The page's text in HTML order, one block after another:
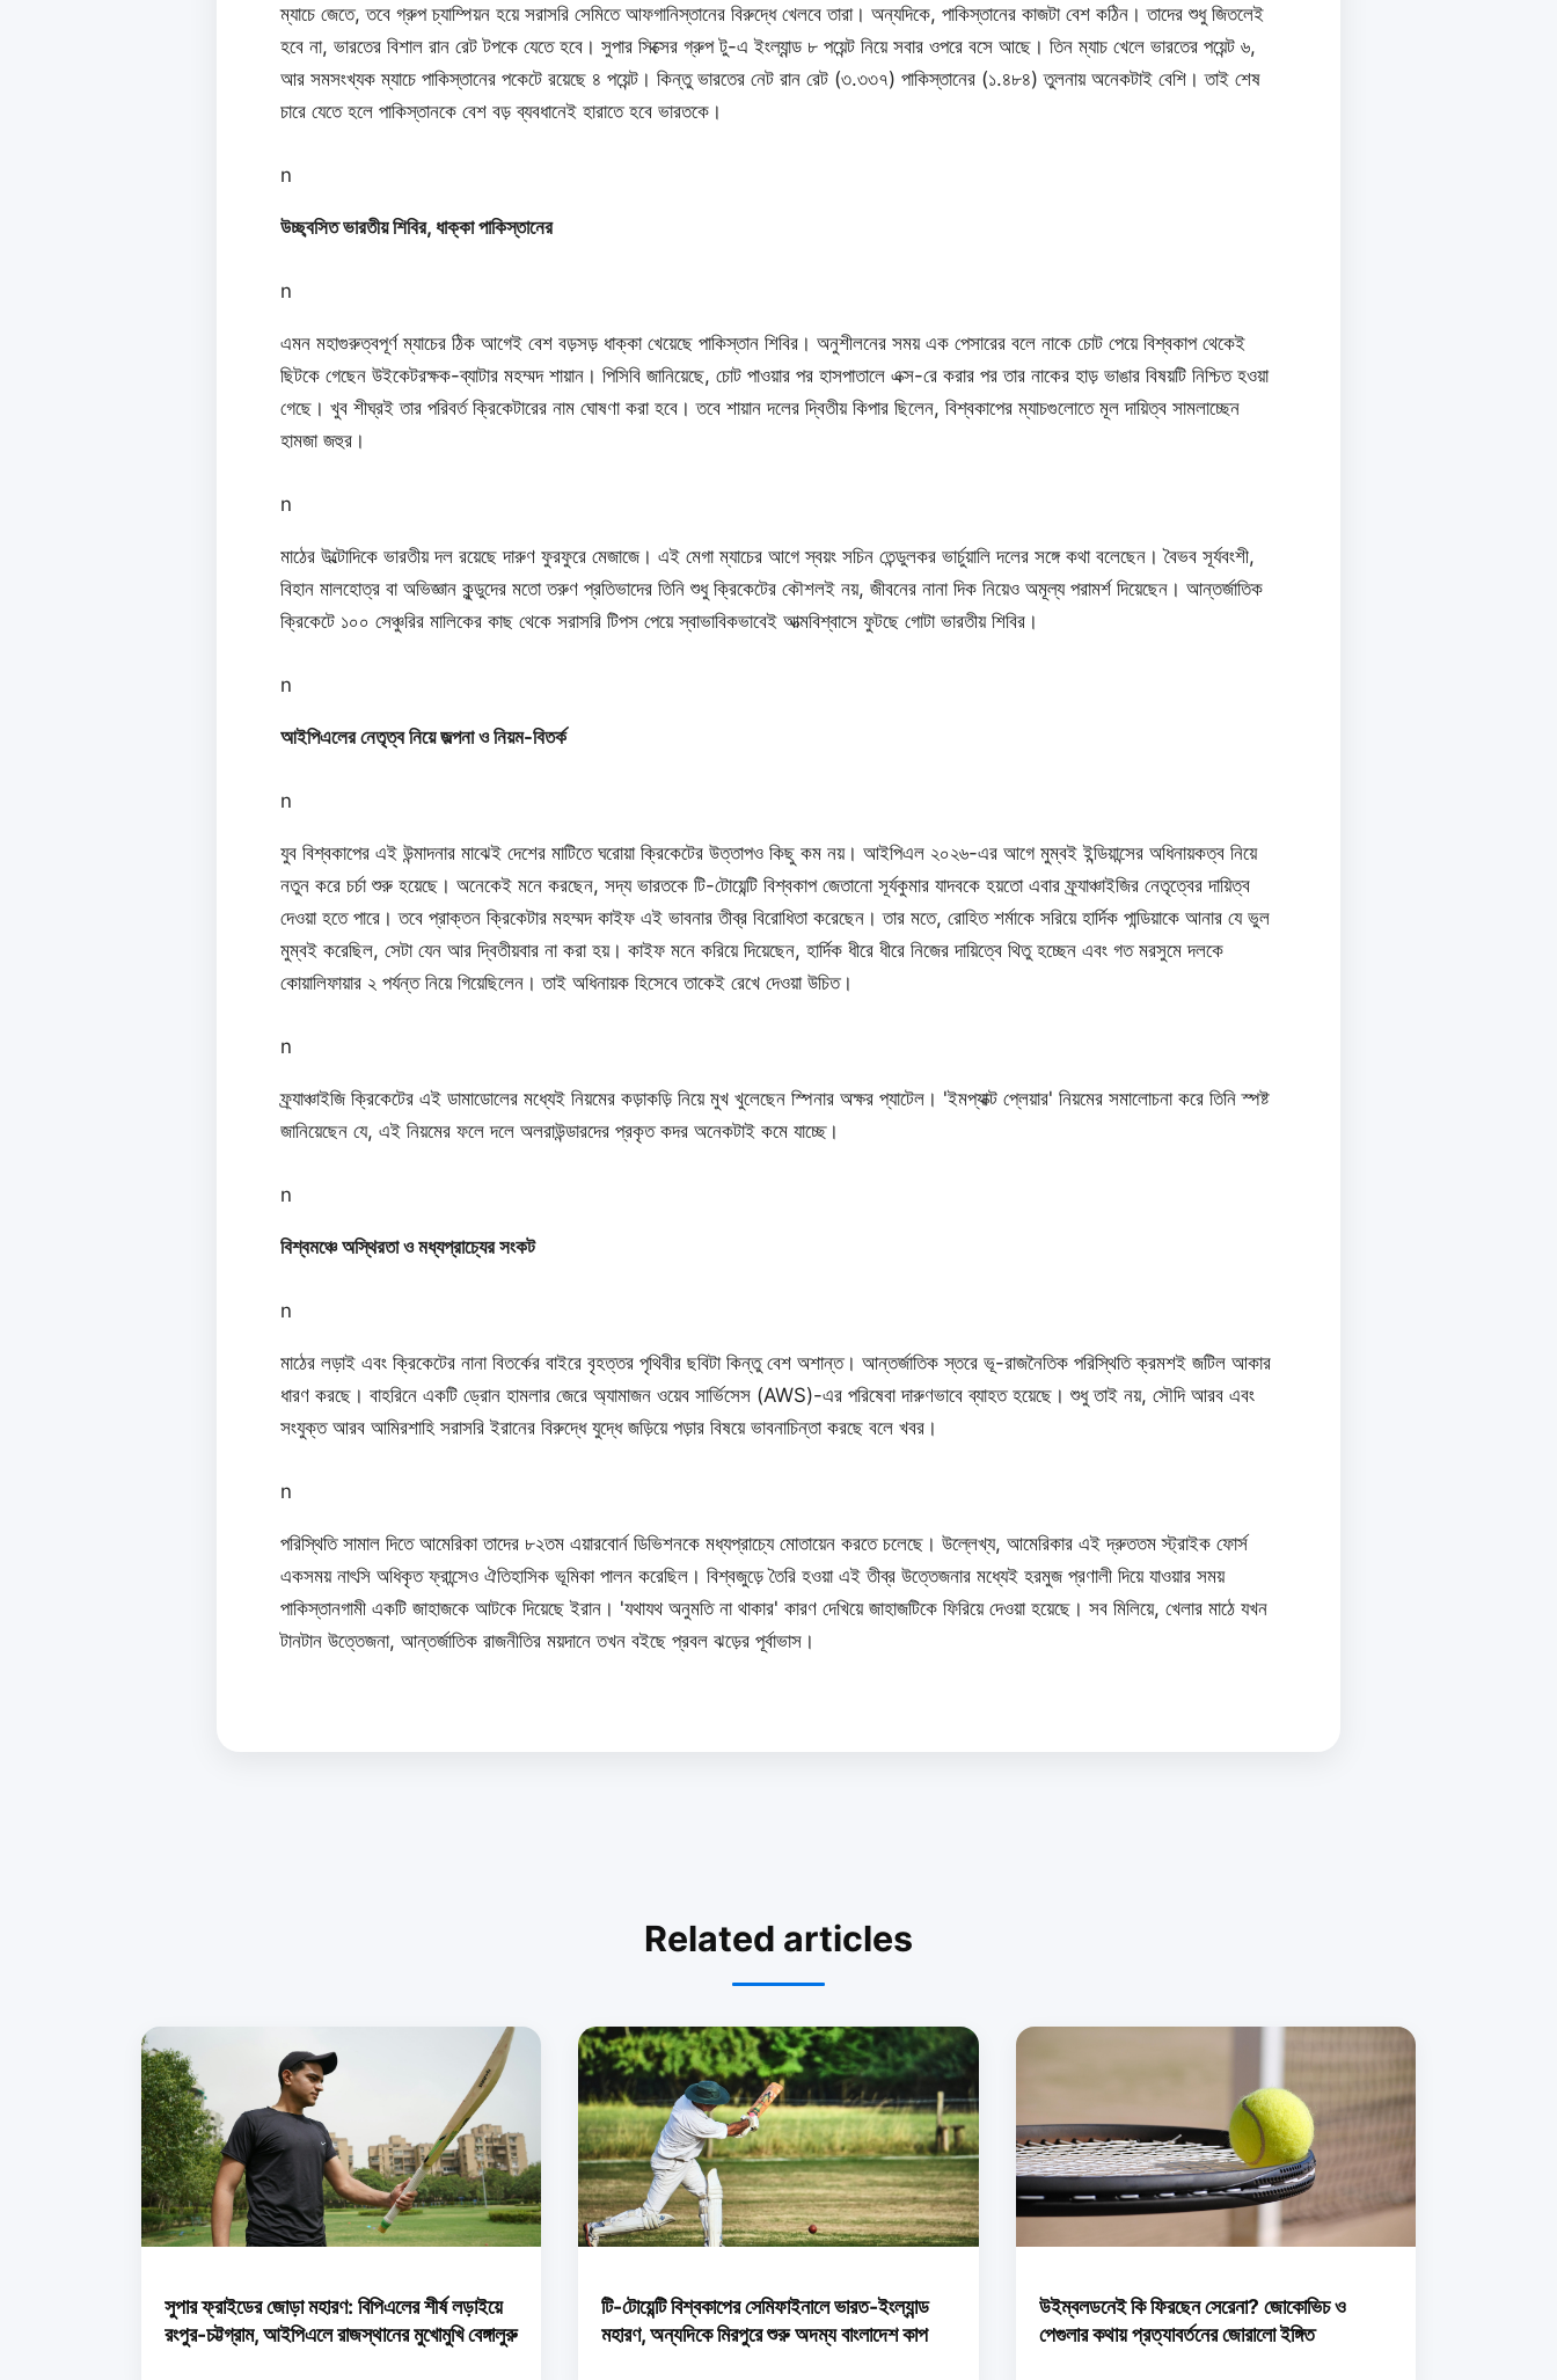
ম্যাচে জেতে, তবে গ্রুপ চ্যাম্পিয়ন হয়ে সরাসরি সেমিতে আফগানিস্তানের বিরুদ্ধে খেলবে তারা। অন্যদিকে, পাকিস্তানের কাজটা বেশ কঠিন। তাদের শুধু জিতলেই
হবে না, ভারতের বিশাল রান রেট টপকে যেতে হবে। সুপার সিক্সের গ্রুপ টু-এ ইংল্যান্ড ৮ পয়েন্ট নিয়ে সবার ওপরে বসে আছে। তিন ম্যাচ খেলে ভারতের পয়েন্ট ৬,
আর সমসংখ্যক ম্যাচে পাকিস্তানের পকেটে রয়েছে ৪ পয়েন্ট। কিন্তু ভারতের নেট রান রেট (৩.৩৩৭) পাকিস্তানের (১.৪৮৪) তুলনায় অনেকটাই বেশি। তাই শেষ
চারে যেতে হলে পাকিস্তানকে বেশ বড় ব্যবধানেই হারাতে হবে ভারতকে।
n
উচ্ছ্বসিত ভারতীয় শিবির, ধাক্কা পাকিস্তানের
n
এমন মহাগুরুত্বপূর্ণ ম্যাচের ঠিক আগেই বেশ বড়সড় ধাক্কা খেয়েছে পাকিস্তান শিবির। অনুশীলনের সময় এক পেসারের বলে নাকে চোট পেয়ে বিশ্বকাপ থেকেই
ছিটকে গেছেন উইকেটরক্ষক-ব্যাটার মহম্মদ শায়ান। পিসিবি জানিয়েছে, চোট পাওয়ার পর হাসপাতালে এক্স-রে করার পর তার নাকের হাড় ভাঙার বিষয়টি নিশ্চিত হওয়া
গেছে। খুব শীঘ্রই তার পরিবর্ত ক্রিকেটারের নাম ঘোষণা করা হবে। তবে শায়ান দলের দ্বিতীয় কিপার ছিলেন, বিশ্বকাপের ম্যাচগুলোতে মূল দায়িত্ব সামলাচ্ছেন
হামজা জহুর।
n
মাঠের উল্টোদিকে ভারতীয় দল রয়েছে দারুণ ফুরফুরে মেজাজে। এই মেগা ম্যাচের আগে স্বয়ং সচিন তেন্ডুলকর ভার্চুয়ালি দলের সঙ্গে কথা বলেছেন। বৈভব সূর্যবংশী,
বিহান মালহোত্র বা অভিজ্ঞান কুন্ডুদের মতো তরুণ প্রতিভাদের তিনি শুধু ক্রিকেটের কৌশলই নয়, জীবনের নানা দিক নিয়েও অমূল্য পরামর্শ দিয়েছেন। আন্তর্জাতিক
ক্রিকেটে ১০০ সেঞ্চুরির মালিকের কাছ থেকে সরাসরি টিপস পেয়ে স্বাভাবিকভাবেই আত্মবিশ্বাসে ফুটছে গোটা ভারতীয় শিবির।
n
আইপিএলের নেতৃত্ব নিয়ে জল্পনা ও নিয়ম-বিতর্ক
n
যুব বিশ্বকাপের এই উন্মাদনার মাঝেই দেশের মাটিতে ঘরোয়া ক্রিকেটের উত্তাপও কিছু কম নয়। আইপিএল ২০২৬-এর আগে মুম্বই ইন্ডিয়ান্সের অধিনায়কত্ব নিয়ে
নতুন করে চর্চা শুরু হয়েছে। অনেকেই মনে করছেন, সদ্য ভারতকে টি-টোয়েন্টি বিশ্বকাপ জেতানো সূর্যকুমার যাদবকে হয়তো এবার ফ্র্যাঞ্চাইজির নেতৃত্বের দায়িত্ব
দেওয়া হতে পারে। তবে প্রাক্তন ক্রিকেটার মহম্মদ কাইফ এই ভাবনার তীব্র বিরোধিতা করেছেন। তার মতে, রোহিত শর্মাকে সরিয়ে হার্দিক পান্ডিয়াকে আনার যে ভুল
মুম্বই করেছিল, সেটা যেন আর দ্বিতীয়বার না করা হয়। কাইফ মনে করিয়ে দিয়েছেন, হার্দিক ধীরে ধীরে নিজের দায়িত্বে থিতু হচ্ছেন এবং গত মরসুমে দলকে
কোয়ালিফায়ার ২ পর্যন্ত নিয়ে গিয়েছিলেন। তাই অধিনায়ক হিসেবে তাকেই রেখে দেওয়া উচিত।
n
ফ্র্যাঞ্চাইজি ক্রিকেটের এই ডামাডোলের মধ্যেই নিয়মের কড়াকড়ি নিয়ে মুখ খুলেছেন স্পিনার অক্ষর প্যাটেল। 'ইমপ্যাক্ট প্লেয়ার' নিয়মের সমালোচনা করে তিনি স্পষ্ট
জানিয়েছেন যে, এই নিয়মের ফলে দলে অলরাউন্ডারদের প্রকৃত কদর অনেকটাই কমে যাচ্ছে।
n
বিশ্বমঞ্চে অস্থিরতা ও মধ্যপ্রাচ্যের সংকট
n
মাঠের লড়াই এবং ক্রিকেটের নানা বিতর্কের বাইরে বৃহত্তর পৃথিবীর ছবিটা কিন্তু বেশ অশান্ত। আন্তর্জাতিক স্তরে ভূ-রাজনৈতিক পরিস্থিতি ক্রমশই জটিল আকার
ধারণ করছে। বাহরিনে একটি ড্রোন হামলার জেরে অ্যামাজন ওয়েব সার্ভিসেস (AWS)-এর পরিষেবা দারুণভাবে ব্যাহত হয়েছে। শুধু তাই নয়, সৌদি আরব এবং
সংযুক্ত আরব আমিরশাহি সরাসরি ইরানের বিরুদ্ধে যুদ্ধে জড়িয়ে পড়ার বিষয়ে ভাবনাচিন্তা করছে বলে খবর।
n
পরিস্থিতি সামাল দিতে আমেরিকা তাদের ৮২তম এয়ারবোর্ন ডিভিশনকে মধ্যপ্রাচ্যে মোতায়েন করতে চলেছে। উল্লেখ্য, আমেরিকার এই দ্রুততম স্ট্রাইক ফোর্স
একসময় নাৎসি অধিকৃত ফ্রান্সেও ঐতিহাসিক ভূমিকা পালন করেছিল। বিশ্বজুড়ে তৈরি হওয়া এই তীব্র উত্তেজনার মধ্যেই হরমুজ প্রণালী দিয়ে যাওয়ার সময়
পাকিস্তানগামী একটি জাহাজকে আটকে দিয়েছে ইরান। 'যথাযথ অনুমতি না থাকার' কারণ দেখিয়ে জাহাজটিকে ফিরিয়ে দেওয়া হয়েছে। সব মিলিয়ে, খেলার মাঠে যখন
টানটান উত্তেজনা, আন্তর্জাতিক রাজনীতির ময়দানে তখন বইছে প্রবল ঝড়ের পূর্বাভাস।
Related articles
সুপার ফ্রাইডের জোড়া মহারণ: বিপিএলের শীর্ষ লড়াইয়ে
রংপুর-চট্টগ্রাম, আইপিএলে রাজস্থানের মুখোমুখি বেঙ্গালুরু
টি-টোয়েন্টি বিশ্বকাপের সেমিফাইনালে ভারত-ইংল্যান্ড
মহারণ, অন্যদিকে মিরপুরে শুরু অদম্য বাংলাদেশ কাপ
উইম্বলডনেই কি ফিরছেন সেরেনা? জোকোভিচ ও
পেগুলার কথায় প্রত্যাবর্তনের জোরালো ইঙ্গিত